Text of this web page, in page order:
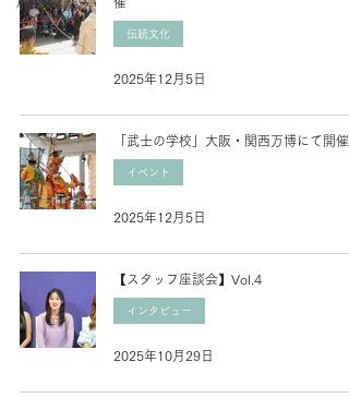
伝統文化
2025年12月5日
「武士の学校」大阪・関西万博にて開催
イベント
2025年12月5日
【スタッフ座談会】Vol.4
インタビュー
2025年10月29日